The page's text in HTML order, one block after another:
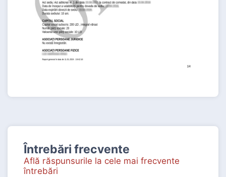
Întrebări frecvente
Află răspunsurile la cele mai frecvente
întrebări